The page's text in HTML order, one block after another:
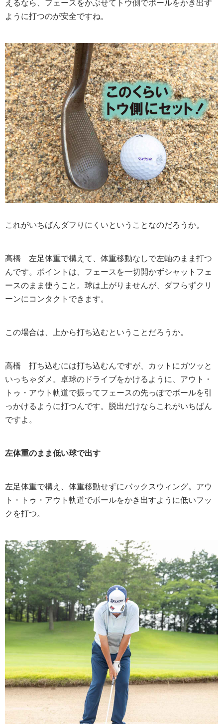
えるなら、フェースをかぶせてトウ側でボールをかき出す
ように打つのが安全ですね。
これがいちばんダフりにくいということなのだろうか。
高橋 左足体重で構えて、体重移動なしで左軸のまま打つ
んです。ポイントは、フェースを一切開かずシャットフェ
ースのまま使うこと。球は上がりませんが、ダフらずクリ
ーンにコンタクトできます。
この場合は、上から打ち込むということだろうか。
高橋 打ち込むには打ち込むんですが、カットにガツッと
いっちゃダメ。卓球のドライブをかけるように、アウト・
トゥ・アウト軌道で振ってフェースの先っぽでボールを引
っかけるように打つんです。脱出だけならこれがいちばん
ですよ。
左体重のまま低い球で出す
左足体重で構え、体重移動せずにバックスウィング。アウ
ト・トゥ・アウト軌道でボールをかき出すように低いフッ
クを打つ。